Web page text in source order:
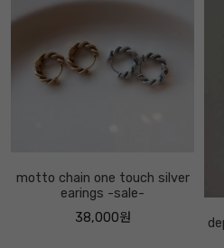
motto chain one touch silver
earings -sale-
38,000원